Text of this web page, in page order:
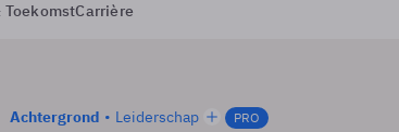
ToekomstCarrière
Achtergrond Leiderschap PRO